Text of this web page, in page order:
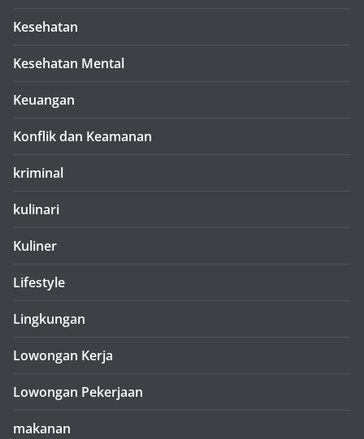
Kesehatan
Kesehatan Mental
Keuangan
Konflik dan Keamanan
kriminal
kulinari
Kuliner
Lifestyle
Lingkungan
Lowongan Kerja
Lowongan Pekerjaan
makanan